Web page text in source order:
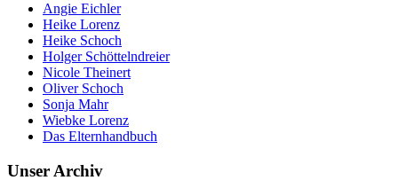
Angie Eichler
Heike Lorenz
Heike Schoch
Holger Schöttelndreier
Nicole Theinert
Oliver Schoch
Sonja Mahr
Wiebke Lorenz
Das Elternhandbuch
Unser Archiv